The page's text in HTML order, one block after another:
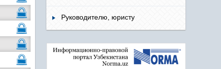
Руководителю, юристу